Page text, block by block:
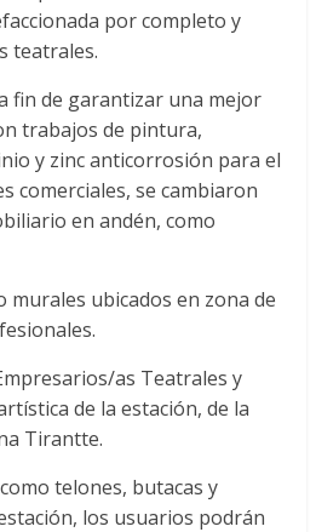
por completo y
teatrales.
fin de garantizar una mejor
trabajos de pintura,
y zinc anticorrosión para el
comerciales, se cambiaron
en andén, como
ubicados en zona de
as Teatrales y
de la estación, de la
Tirantte.
telones, butacas y
los usuarios podrán